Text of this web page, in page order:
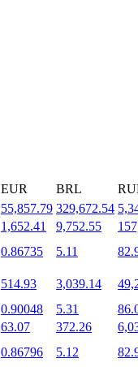
EUR BRL
55,857.79 329,672.54
1,652.41 9,752.55
0.86735 5.11
514.93 3,039.14
0.90048 5.31
63.07 372.26
0.86796 5.12